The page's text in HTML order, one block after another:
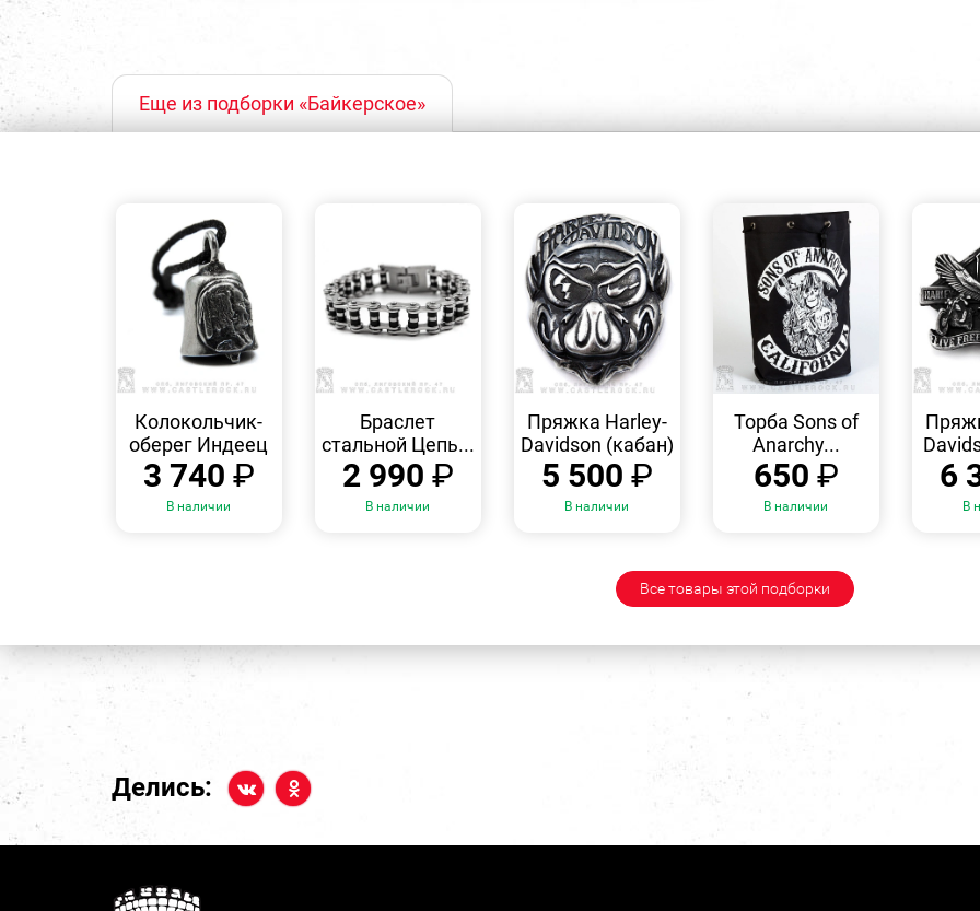
Еще из подборки «Байкерское»
Колокольчик-
оберег Индеец
3 740 ₽
В наличии
Браслет
стальной Цепь...
2 990 ₽
В наличии
ПРОСМОТР
Пряжка Harley-
Davidson (кабан)
5 500 ₽
В наличии
ПРОСМОТР
Торба Sons of
Anarchy...
650 ₽
В наличии
6
В
Все товары этой подборки
Делись: